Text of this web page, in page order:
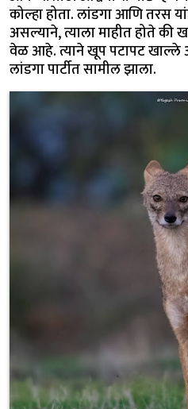
कोल्हा होता. लांडगा आणि तरस
असल्याने, त्याला माहीत होते की
वेळ आहे. त्याने खूप पटापट
लांडगा पार्टीत सामील झाला.